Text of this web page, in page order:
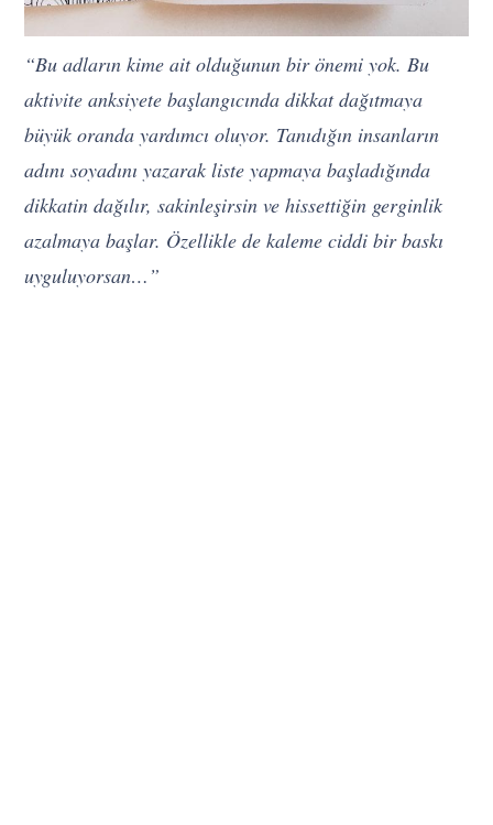
“Bu adların kime ait olduğunun bir önemi yok. Bu
aktivite anksiyete başlangıcında dikkat dağıtmaya
büyük oranda yardımcı oluyor. Tanıdığın insanların
adını soyadını yazarak liste yapmaya başladığında
dikkatin dağılır, sakinleşirsin ve hissettiğin gerginlik
azalmaya başlar. Özellikle de kaleme ciddi bir baskı
uyguluyorsan…”